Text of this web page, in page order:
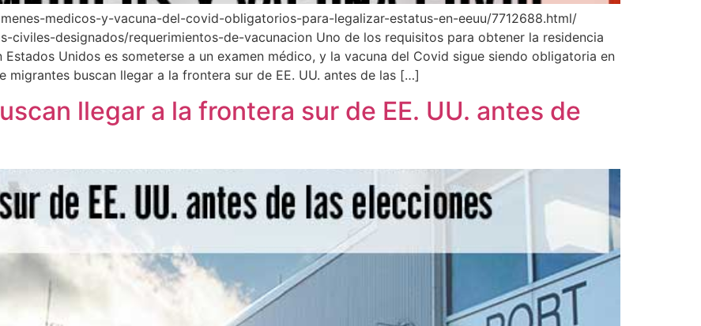
medicos-y-vacuna-del-covid-obligatorios-para-legalizar-estatus-en-eeuu/7712688.html/
civiles-designados/requerimientos-de-vacunacion Uno de los requisitos para obtener la residencia
Unidos es someterse a un examen médico, y la vacuna del Covid sigue siendo obligatoria en
migrantes buscan llegar a la frontera sur de EE. UU. antes de las […]
llegar a la frontera sur de EE. UU. antes de